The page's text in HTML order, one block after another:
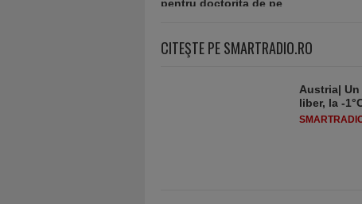
CITEŞTE PE SMARTRADIO.RO
Austria|
liber, la -